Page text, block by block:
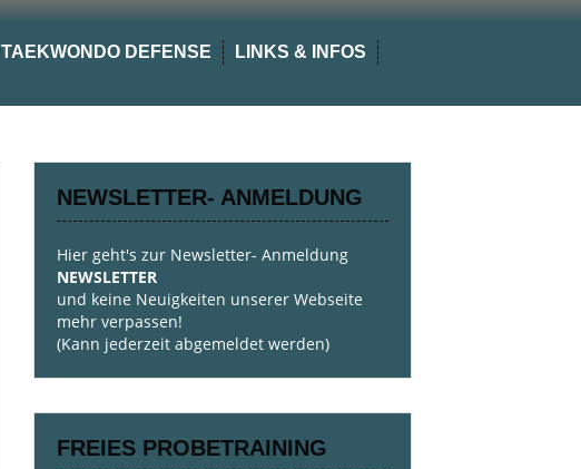
TAEKWONDO DEFENSE
LINKS & INFOS
NEWSLETTER- ANMELDUNG
Hier geht's zur Newsletter- Anmeldung
NEWSLETTER
und keine Neuigkeiten unserer Webseite
mehr verpassen!
(Kann jederzeit abgemeldet werden)
FREIES PROBETRAINING